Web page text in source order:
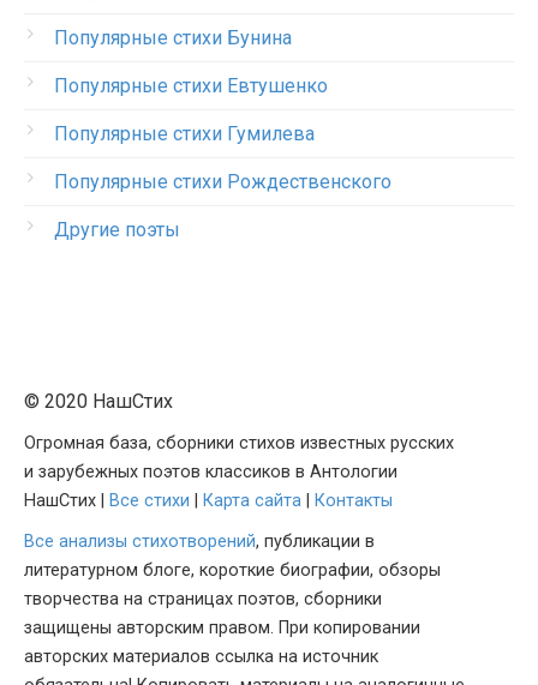
Популярные стихи Бунина
Популярные стихи Евтушенко
Популярные стихи Гумилева
Популярные стихи Рождественского
Другие поэты
© 2020 НашСтих
Огромная база, сборники стихов известных русских
и зарубежных поэтов классиков в Антологии
НашСтих |
Все стихи Карта сайта
Контакты
Все анализы стихотворений, публикации в
литературном блоге, короткие биографии, обзоры
творчества на страницах поэтов, сборники
защищены авторским правом. При копировании
авторских материалов ссылка на источник